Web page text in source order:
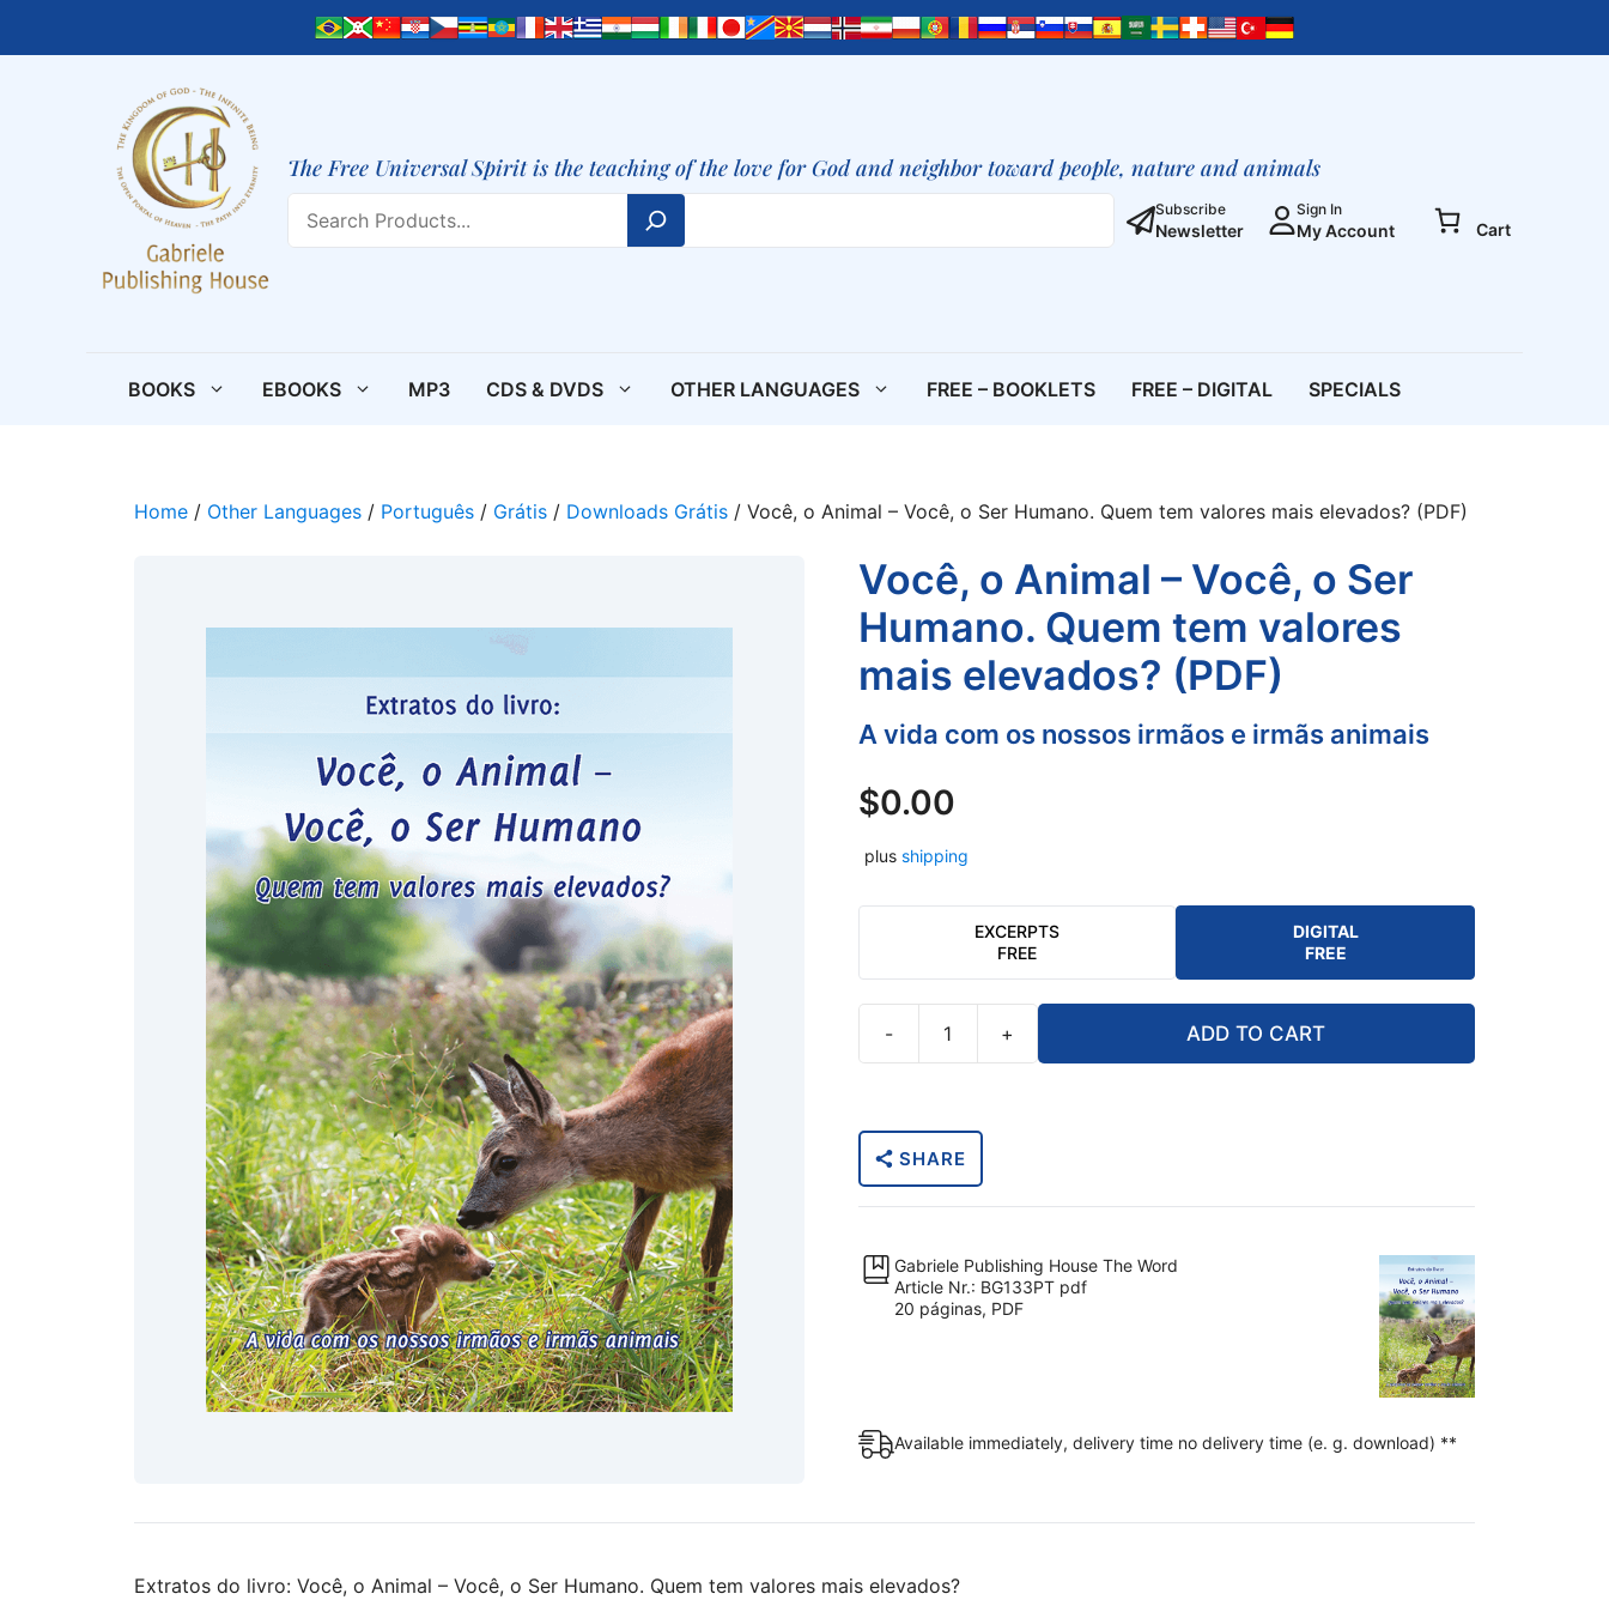
The Free Universal Spirit is the teaching of the love for God and neighbor toward people, nature and animals
Subscribe
Newsletter
Sign In
My Account Cart
BOOKS EBOOKS MP3 CDS & DVDS OTHER LANGUAGES FREE – BOOKLETS FREE – DIGITAL SPECIALS
Home / Other Languages / Português / Grátis / Downloads Grátis / Você, o Animal – Você, o Ser Humano. Quem tem valores mais elevados? (PDF)
Você, o Animal – Você, o Ser
Humano. Quem tem valores
mais elevados? (PDF)
A vida com os nossos irmãos e irmãs animais
$0.00
plus shipping
EXCERPTS
FREE
DIGITAL
FREE
-
-
Você,
Humano.
Quem
(PDF)
[Digital]
+ ADD TO CART
SHARE
Gabriele Publishing House The Word
Article Nr.: BG133PT pdf
20 páginas, PDF
Available immediately, delivery time no delivery time (e. g. download) **
Extratos do livro: Você, o Animal – Você, o Ser Humano. Quem tem valores mais elevados?
Animal
-
Quem
tem
valores